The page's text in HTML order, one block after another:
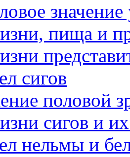
значение
пища и
сигов
половой
сигов и
нельмы и